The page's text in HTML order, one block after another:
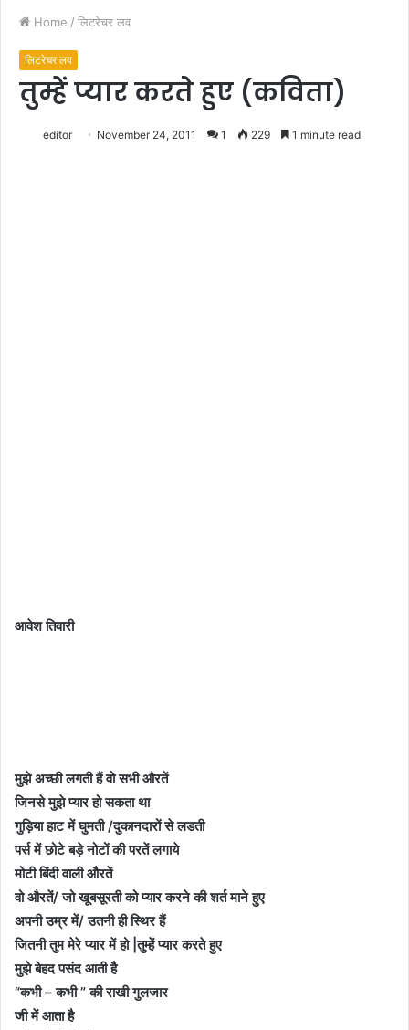
Home / लिटरेचर लव
लिटरेचर लव
तुम्हें प्यार करते हुए (कविता)
editor November 24, 2011 1 229 1 minute read
आवेश तिवारी
मुझे अच्छी लगती हैं वो सभी औरतें
जिनसे मुझे प्यार हो सकता था
गुड़िया हाट में घुमती/दुकानदारों से लडती
पर्स में छोटे बड़े नोटों की परतें लगाये
मोटी बिंदी वाली औरतें
वो औरतें/जो खूबसूरती को प्यार करने की शर्त माने हुए
अपनी उम्र में/उतनी ही स्थिर हैं
जितनी तुम मेरे प्यार में हो |तुम्हें प्यार करते हुए
मुझे बेहद पसंद आती है
“कभी–कभी”की राखी गुलजार
जी में आता है